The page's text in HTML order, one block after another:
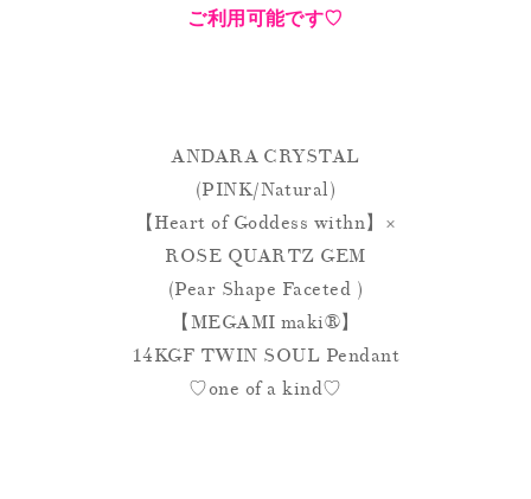
ご利用可能です♡
ANDARA CRYSTAL
(PINK/Natural)
【Heart of Goddess withn】×
ROSE QUARTZ GEM
(Pear Shape Faceted )
【MEGAMI maki®︎】
14KGF TWIN SOUL Pendant
♡one of a kind♡